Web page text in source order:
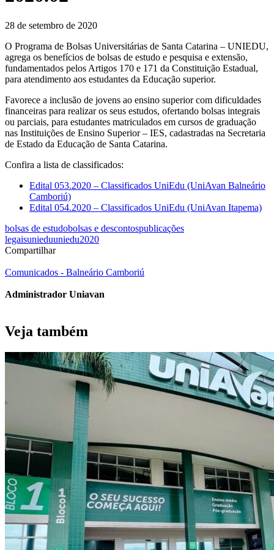
28 de setembro de 2020
O Programa de Bolsas Universitárias de Santa Catarina – UNIEDU,
agrega os benefícios de bolsas de estudo e pesquisa e extensão,
fundamentados pelos Artigos 170 e 171 da Constituição Estadual,
para atendimento aos estudantes da Educação superior.
Favorece a inclusão de jovens ao ensino superior com dificuldades
financeiras para realizar os seus estudos, ofertando bolsas integrais
ou parciais, para estudantes matriculados em cursos de graduação
nas Instituições de Ensino Superior – IES, cadastradas na Secretaria
de Estado da Educação de Santa Catarina.
Confira a lista de classificados:
Edital 053.2020 – Classificados UniEdu (UniAvan Balneário
Camboriú)
Edital 054.2020 – Classificados UniEdu (UniAvan Itapema)
bolsas de estudobolsas e descontospublicações
legaisunieduuniedu2020
Compartilhar
Comunicados - Balneário Camboriú
Administrador Uniavan
Veja também